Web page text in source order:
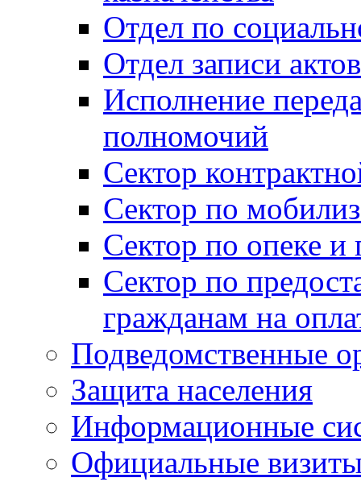
Отдел по
Отдел записи
Исполнение
полномочий
Сектор
Сектор по
Сектор по опеке и
Сектор по
гражданам на
Подведомственные
Защита населения
Информационные
Официальные